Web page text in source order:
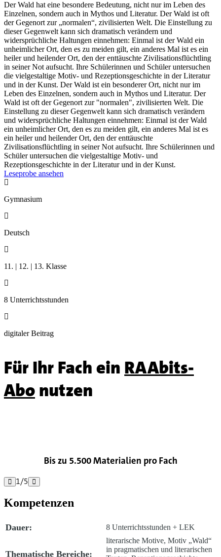
Der Wald hat eine besondere Bedeutung, nicht nur im Leben des
Einzelnen, sondern auch in Mythos und Literatur. Der Wald ist oft
der Gegenort zur „normalen“, zivilisierten Welt. Die Einstellung zu
dieser Gegenwelt kann sich dramatisch verändern und
widersprüchliche Haltungen einnehmen: Einmal ist der Wald ein
unheimlicher Ort, den es zu meiden gilt, ein anderes Mal ist es ein
heiler und heilender Ort, den der enttäuschte Zivilisationsflüchtling
in seiner Not aufsucht. Ihre Schülerinnen und Schüler untersuchen
die vielgestaltige Motiv- und Rezeptionsgeschichte in der Literatur
und in der Kunst. Der Wald ist ein besonderer Ort, nicht nur im
Leben des Einzelnen, sondern auch in Mythos und Literatur. Der
Wald ist oft der Gegenort zur "normalen", zivilisierten Welt. Die
Einstellung zu dieser Gegenwelt kann sich dramatisch verändern
und widersprüchliche Haltungen einnehmen: Einmal ist der Wald
ein unheimlicher Ort, den es zu meiden gilt, ein anderes Mal ist es
ein heiler und heilender Ort, den der enttäuschte
Zivilisationsflüchtling in seiner Not aufsucht. Ihre Schülerinnen und
Schüler untersuchen die vielgestaltige Motiv- und
Rezeptionsgeschichte in der Literatur und in der Kunst.
Leseprobe ansehen

Gymnasium

Deutsch

11. | 12. | 13. Klasse

8 Unterrichtsstunden

digitaler Beitrag
Für Ihr Fach ein RAAbits-
Abonutzen
Bis zu 5.500 Materialien pro Fach
 1/5 
Kompetenzen
Dauer: 8 Unterrichtsstunden + LEK
Thematische Bereiche:
literarische Motive, Motiv „Wald“
in pragmatischen und literarischen